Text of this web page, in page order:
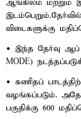
ஆங்கிலம் மற்றும்
விடைகளுக்கு
• இந்த தேர்வு ஆப்
MODE)
• கணிதப்
வழங்கப்படும்.
பகுதிக்கு 600